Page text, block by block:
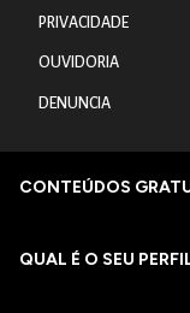
PRIVACIDADE
OUVIDORIA
DENUNCIA
CONTEÚDOS
QUAL É O SEU